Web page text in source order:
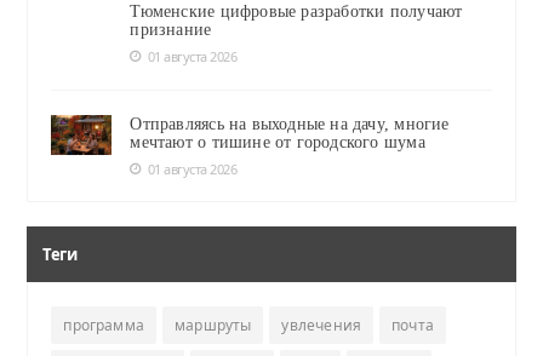
Тюменские цифровые разработки получают
признание
01 августа 2026
Отправляясь на выходные на дачу, многие
мечтают о тишине от городского шума
01 августа 2026
Теги
программа маршруты увлечения почта